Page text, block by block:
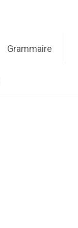
Grammaire